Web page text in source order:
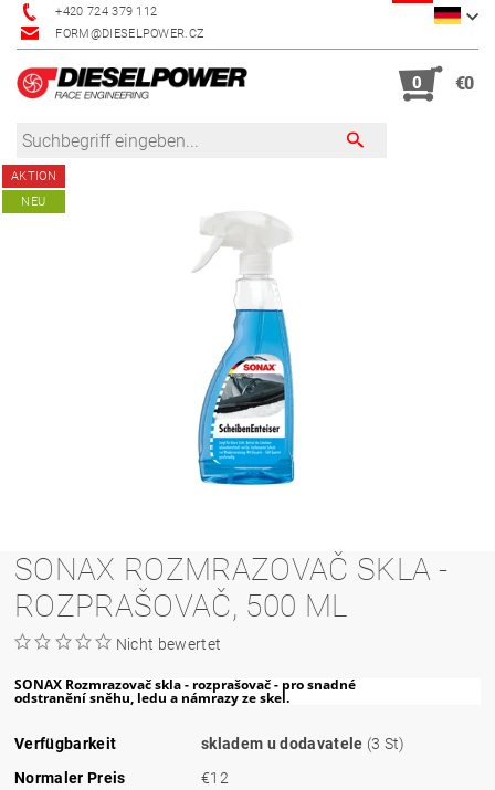
+420 724 379 112
FORM@DIESELPOWER.CZ
0 €0
AKTION
NEU
SONAX ROZMRAZOVAČ SKLA -
ROZPRAŠOVAČ, 500 ML
Nicht bewertet
SONAX Rozmrazovač skla - rozprašovač - pro snadné
odstranění sněhu, ledu a námrazy ze skel.
Verfügbarkeit skladem u dodavatele (3 St)
Normaler Preis
€12